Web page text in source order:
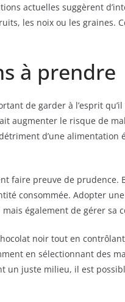
actuelles suggèrent
les noix ou les graines.
à prendre
de garder à l’esprit
augmenter le risque de
d’une alimentation
faire preuve de prudence.
consommée. Adopter
également de gérer sa
noir tout en
en sélectionnant des
un juste milieu, il est